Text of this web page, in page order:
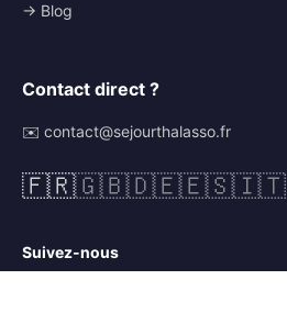
→ Blog
Contact direct ?
✉️ contact@sejourthalasso.fr
🇫🇷🇬🇧🇩🇪🇪🇸🇮🇹
Suivez-nous